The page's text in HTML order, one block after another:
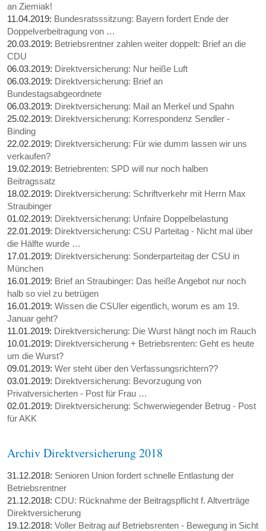
an Ziemiak!
11.04.2019: Bundesratsssitzung: Bayern fordert Ende der
Doppelverbeitragung von …
20.03.2019: Betriebsrentner zahlen weiter doppelt: Brief an die
CDU
06.03.2019: Direktversicherung: Nur heiße Luft
06.03.2019: Direktversicherung: Brief an
Bundestagsabgeordnete
06.03.2019: Direktversicherung: Mail an Merkel und Spahn
25.02.2019: Direktversicherung: Korrespondenz Sendler -
Binding
22.02.2019: Direktversicherung: Für wie dumm lassen wir uns
verkaufen?
19.02.2019: Betriebrenten: SPD will nur noch halben
Beitragssatz
18.02.2019: Direktversicherung: Schriftverkehr mit Herrn Max
Straubinger
01.02.2019: Direktversicherung: Unfaire Doppelbelastung
22.01.2019: Direktversicherung: CSU Parteitag - Nicht mal über
die Hälfte wurde …
17.01.2019: Direktversicherung: Sonderparteitag der CSU in
München
16.01.2019: Brief an Straubinger: Das heiße Angebot nur noch
halb so viel zu betrügen
16.01.2019:Wissen die CSUler eigentlich, worum es am 19.
Januar geht?
11.01.2019: Direktversicherung: Die Wurst hängt noch im Rauch
10.01.2019: Direktversicherung + Betriebsrenten: Geht es heute
um die Wurst?
09.01.2019:Wer steht über den Verfassungsrichtern??
03.01.2019: Direktversicherung: Bevorzugung von
Privatversicherten - Post für Frau …
02.01.2019: Direktversicherung: Schwerwiegender Betrug - Post
für AKK
Archiv Direktversicherung 2018
31.12.2018: Senioren Union fordert schnelle Entlastung der
Betriebsrentner
21.12.2018:CDU: Rücknahme der Beitragspflicht f. Altverträge
Direktversicherung
19.12.2018:Voller Beitrag auf Betriebsrenten - Bewegung in Sicht